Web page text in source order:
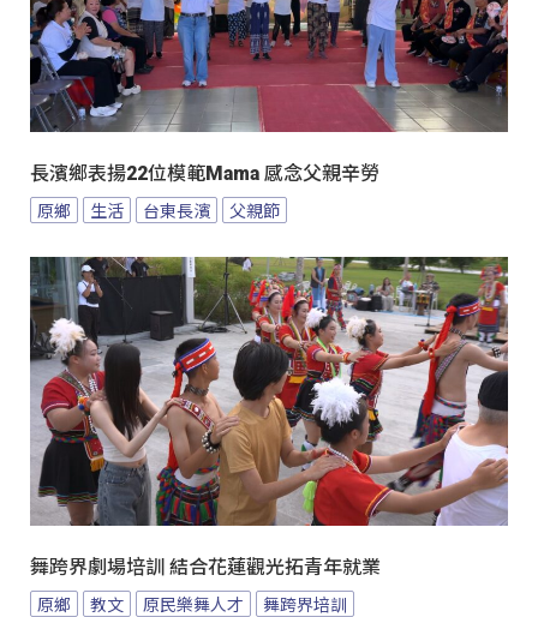
長濱鄉表揚22位模範Mama 感念父親辛勞
原鄉 生活 台東長濱 父親節
舞跨界劇場培訓 結合花蓮觀光拓青年就業
原鄉 教文 原民樂舞人才 舞跨界培訓